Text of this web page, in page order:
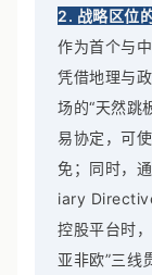
2. 战略区位
作为首个与
凭借地理与
场的“天然跳
易协定，可
免；同时，
iary
控股平台时
亚非欧”三线